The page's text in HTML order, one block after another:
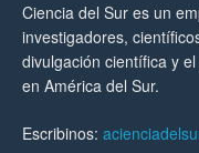
Ciencia del Sur es un
investigadores,
divulgación científica y
en América del Sur.
Escribinos: